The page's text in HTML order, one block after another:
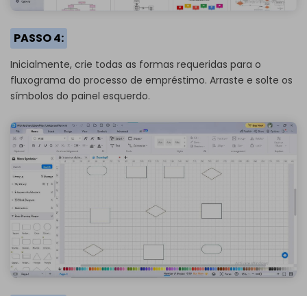
PASSO 4:
Inicialmente, crie todas as formas requeridas para o
fluxograma do processo de empréstimo. Arraste e solte os
símbolos do painel esquerdo.